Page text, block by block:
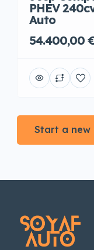
PHEV
Auto
54.400,00
Start a new